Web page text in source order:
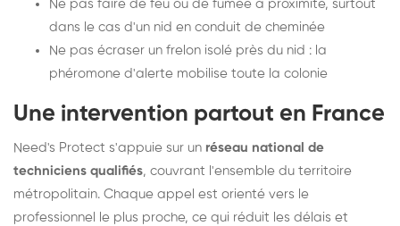
Ne pas faire de feu ou de fumée à proximité, surtout
dans le cas d'un nid en conduit de cheminée
Ne pas écraser un frelon isolé près du nid : la
phéromone d'alerte mobilise toute la colonie
Une intervention partout en France
Need's Protect s'appuie sur un réseau national de
techniciens qualifiés, couvrant l'ensemble du territoire
métropolitain. Chaque appel est orienté vers le
professionnel le plus proche, ce qui réduit les délais et